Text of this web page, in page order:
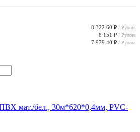
8 322.60 ₽ / Рулон.
8 151 ₽ / Рулон.
7 979.40 ₽ / Рулон.